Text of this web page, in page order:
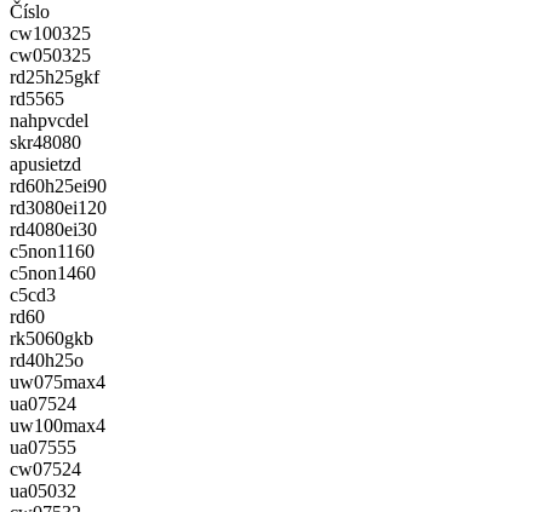
Číslo
cw100325
cw050325
rd25h25gkf
rd5565
nahpvcdel
skr48080
apusietzd
rd60h25ei90
rd3080ei120
rd4080ei30
c5non1160
c5non1460
c5cd3
rd60
rk5060gkb
rd40h25o
uw075max4
ua07524
uw100max4
ua07555
cw07524
ua05032